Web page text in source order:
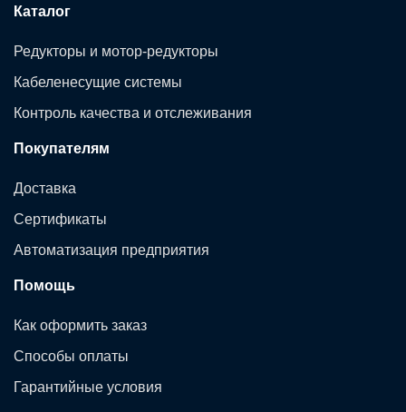
Каталог
Редукторы и мотор-редукторы
Кабеленесущие системы
Контроль качества и отслеживания
Покупателям
Доставка
Сертификаты
Автоматизация предприятия
Помощь
Как оформить заказ
Способы оплаты
Гарантийные условия